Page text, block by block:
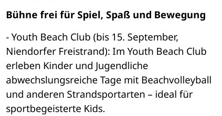
Bühne frei für Spiel, Spaß und Bewegung
- Youth Beach Club (bis 15. September,
Niendorfer Freistrand): Im Youth Beach Club
erleben Kinder und Jugendliche
abwechslungsreiche Tage mit Beachvolleyball
und anderen Strandsportarten – ideal für
sportbegeisterte Kids.